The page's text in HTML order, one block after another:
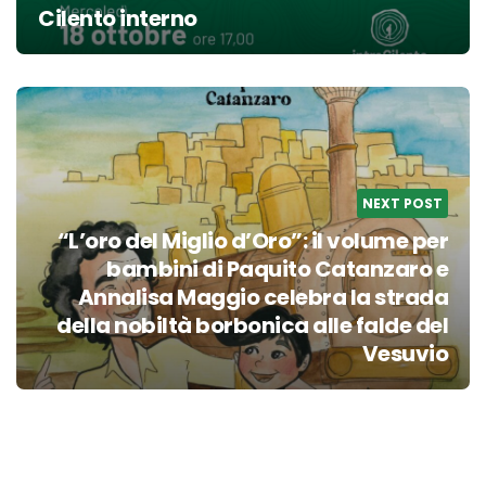
Cilento interno
NEXT POST
“L’oro del Miglio d’Oro”: il volume per
bambini di Paquito Catanzaro e
Annalisa Maggio celebra la strada
della nobiltà borbonica alle falde del
Vesuvio